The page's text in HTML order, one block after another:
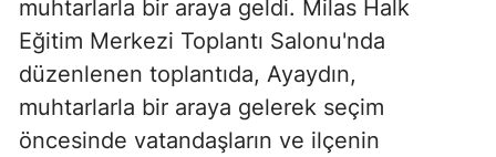
muhtarlarla bir araya geldi. Milas Halk
Eğitim Merkezi Toplantı Salonu'nda
düzenlenen toplantıda, Ayaydın,
muhtarlarla bir araya gelerek seçim
öncesinde vatandaşların ve ilçenin